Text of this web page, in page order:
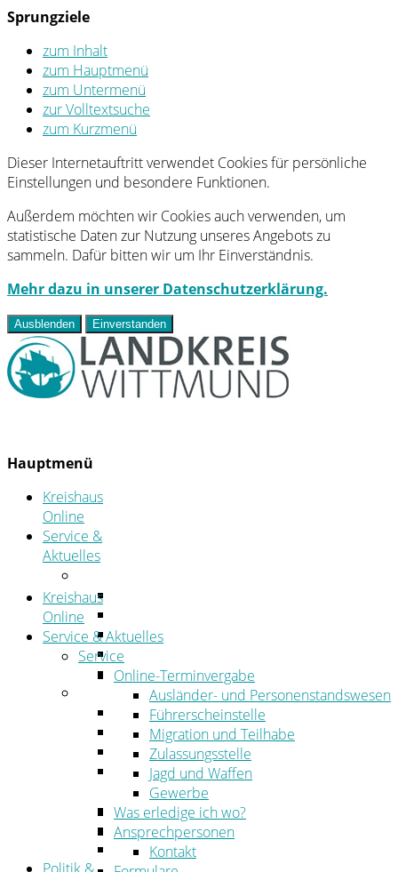
Sprungziele
zum Inhalt
zum Hauptmenü
zum Untermenü
zur Volltextsuche
zum Kurzmenü
Dieser Internetauftritt verwendet Cookies für persönliche
Einstellungen und besondere Funktionen.
Außerdem möchten wir Cookies auch verwenden, um
statistische Daten zur Nutzung unseres Angebots zu
sammeln. Dafür bitten wir um Ihr Einverständnis.
Mehr dazu in unserer Datenschutzerklärung.
Ausblenden Einverstanden
Hauptmenü
Kreishaus
Online
Service &
Aktuelles
Ansprechpersonen
Formulare
Öffnungszeiten
Aktuelles
Stellenangebote
Azubiportal
Pressemitteilungen
Bekanntmachungen & öffentliche
Zustellungen
Kehrbezirksausschreibungen
Amtsblatt
Öffentliche Ausschreibungen
Kreishaus
Online
Service & Aktuelles
Service
Online-Terminvergabe
Ausländer- und Personenstandswesen
Führerscheinstelle
Migration und Teilhabe
Zulassungsstelle
Jagd und Waffen
Gewerbe
Was erledige ich wo?
Ansprechpersonen
Kontakt